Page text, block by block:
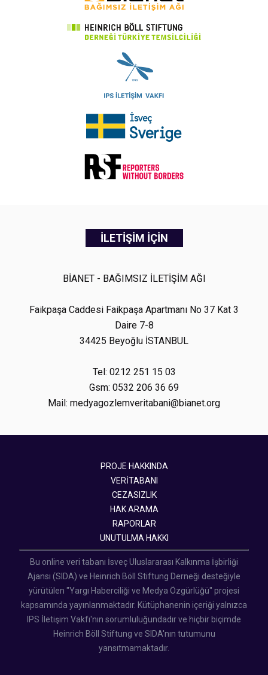
İLETİŞİM İÇİN
BİANET - BAĞIMSIZ İLETİŞİM AĞI
Faikpaşa Caddesi Faikpaşa Apartmanı No 37 Kat 3
Daire 7-8
34425 Beyoğlu İSTANBUL
Tel: 0212 251 15 03
Gsm: 0532 206 36 69
Mail: medyagozlemveritabani@bianet.org
PROJE HAKKINDA
VERİTABANI
CEZASIZLIK
HAK ARAMA
RAPORLAR
UNUTULMA HAKKI
Bu online veri tabanı İsveç Uluslararası Kalkınma İşbirliği
Ajansı (SIDA) ve Heinrich Böll Stiftung Derneği desteğiyle
yürütülen "Yargı Haberciliği ve Medya Özgürlüğü" projesi
kapsamında yayınlanmaktadır. Kütüphanenin içeriği yalnızca
IPS İletişim Vakfı'nın sorumluluğundadır ve hiçbir biçimde
Heinrich Böll Stiftung ve SIDA'nın tutumunu
yansıtmamaktadır.